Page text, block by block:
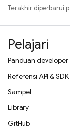
Terakhir diperbarui
Pelajari
Panduan developer
Referensi API & SDK
Sampel
Library
GitHub